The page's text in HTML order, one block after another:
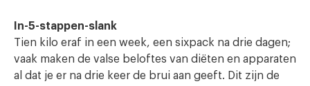
In-5-stappen-slank
Tien kilo eraf in een week, een sixpack na drie dagen;
vaak maken de valse beloftes van diëten en apparaten
al dat je er na drie keer de brui aan geeft. Dit zijn de